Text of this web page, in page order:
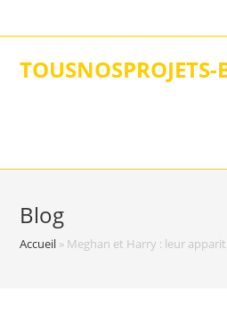
to
Blog
Accueil » Meghan et Harry : leur